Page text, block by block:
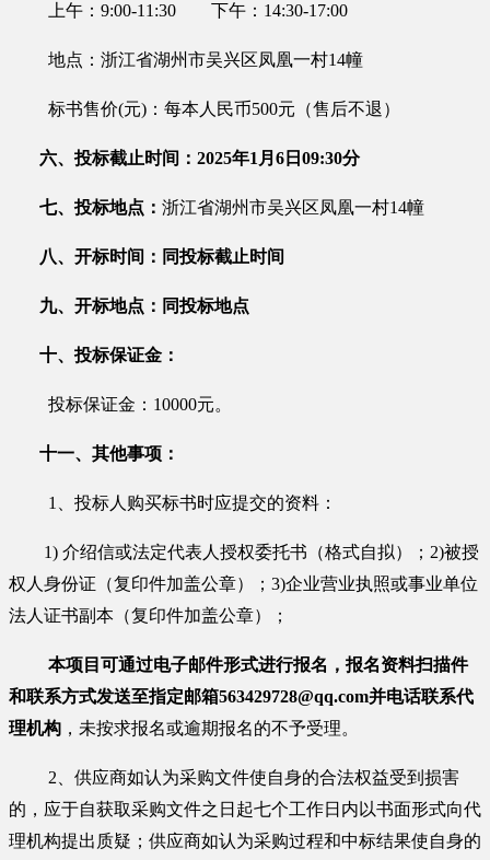
上午： 9:00-11:30 下午： 14:30-17:00
地点： 浙江省湖州市吴兴区凤凰一村14幢
标书售价(元)：每本人民币500元（售后不退）
六、投标截止时间： 2025年1 月 6 日 09:30分
七、投标地点： 浙江省湖州市吴兴区凤凰一村14幢
八、开标时间：同投标截止时间
九、开标地点 ：同投标地点
十、投标保证金：
投标保证金： 10000元。
十一、其他事项：
1、投标人购买标书时应提交的资料：
1) 介绍信或法定代表人授权委托书（格式自拟）；2)被授
权人身份证（复印件加盖公章）；3)企业营业执照或事业单位
法人证书副本（复印件加盖公章）；
本项目可通过电子邮件形式进行报名，报名资料扫描件
和联系方式发送至指定邮箱563429728@qq.com并电话联系代
理机构 ，未按求报名或逾期报名的不予受理。
2、供应商如认为采购文件使自身的合法权益受到损害
的，应于自获取采购文件之日起七个工作日内以书面形式向代
理机构提出质疑；供应商如认为采购过程和中标结果使自身的